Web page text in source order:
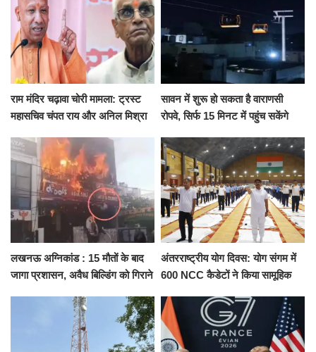
राम मंदिर चढ़ावा चोरी मामला: ट्रस्ट
महासचिव चंपत राय और अनिल मिश्रा
को नहीं...
सावन में शुरू हो सकता है वाराणसी
रोपवे, सिर्फ 15 मिनट में पहुंच सकेंगे
किराया
लखनऊ अग्निकांड : 15 मौतों के बाद
जागा प्रशासन, अवैध बिल्डिंग को गिराने
अंतरराष्ट्रीय योग दिवस: योग संगम में
600 NCC कैडेटों ने किया सामूहिक
संकल्प